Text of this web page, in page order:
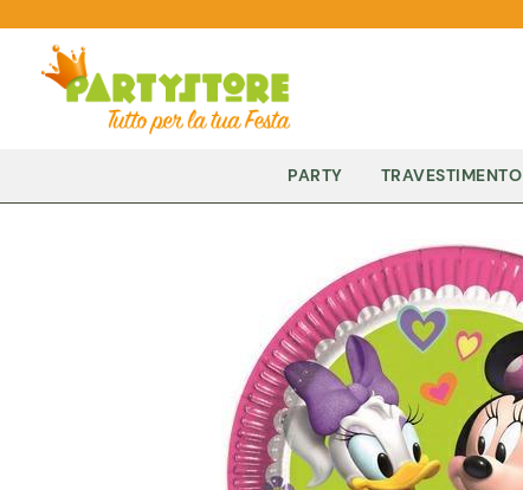
PARTY TRAVESTIMENTO